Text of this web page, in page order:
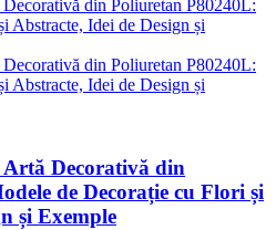
Decorativă din
de Decorație cu Flori și
și Exemple